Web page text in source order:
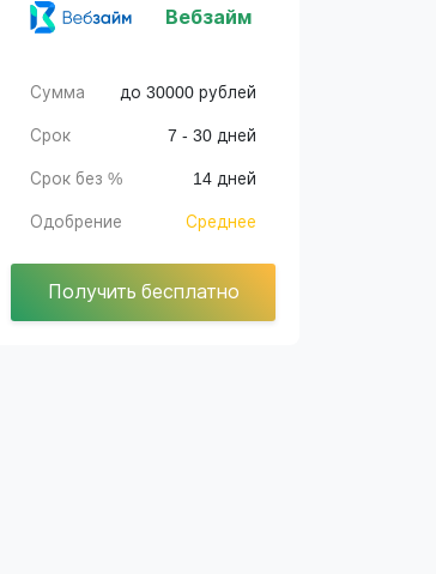
Вебзайм
Сумма до 30000 рублей
Срок 7 - 30 дней
Срок без % 14 дней
Одобрение Среднее
Получить бесплатно